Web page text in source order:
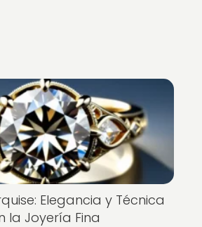
Elegancia y Técnica
la Joyería Fina